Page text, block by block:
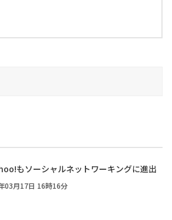
もソーシャルネットワーキングに進出
03月17日 16時16分